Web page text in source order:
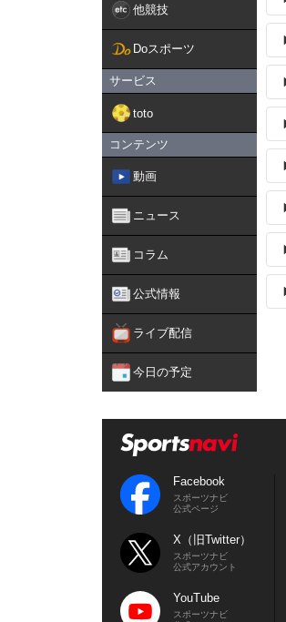
他競技
Doスポーツ
サービス
toto
コンテンツ
動画
ニュース
コラム
公式情報
ライブ配信
今日の予定
Facebook
スポーツナビ
公式ページ
X（旧Twitter）
スポーツナビ
公式アカウント
YouTube
スポーツナビ